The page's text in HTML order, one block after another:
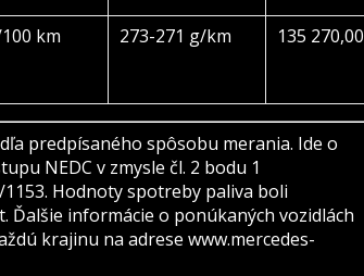
km 273-271 g/km 135 270,00
predpísaného spôsobu merania. Ide o
NEDC v zmysle čl. 2 bodu 1
Hodnoty spotreby paliva boli
Ďalšie informácie o ponúkaných vozidlách
krajinu na adrese www.mercedes-